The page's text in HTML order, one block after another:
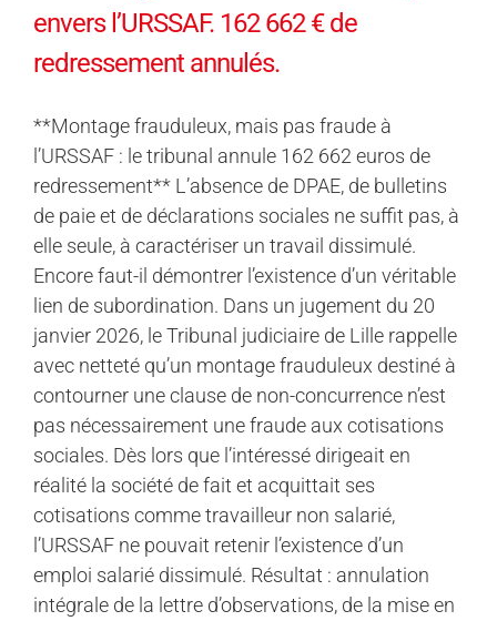
envers l’URSSAF. 162 662 € de
redressement annulés.
**Montage frauduleux, mais pas fraude à
l’URSSAF : le tribunal annule 162 662 euros de
redressement** L’absence de DPAE, de bulletins
de paie et de déclarations sociales ne suffit pas, à
elle seule, à caractériser un travail dissimulé.
Encore faut-il démontrer l’existence d’un véritable
lien de subordination. Dans un jugement du 20
janvier 2026, le Tribunal judiciaire de Lille rappelle
avec netteté qu’un montage frauduleux destiné à
contourner une clause de non-concurrence n’est
pas nécessairement une fraude aux cotisations
sociales. Dès lors que l’intéressé dirigeait en
réalité la société de fait et acquittait ses
cotisations comme travailleur non salarié,
l’URSSAF ne pouvait retenir l’existence d’un
emploi salarié dissimulé. Résultat : annulation
intégrale de la lettre d’observations, de la mise en